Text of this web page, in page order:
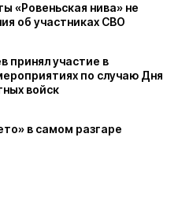
«Ровеньская нива» не
об участниках СВО
принял участие в
по случаю Дня
войск
в самом разгаре